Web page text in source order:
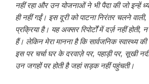
नहीं रहा और उन योजनाओं ने भी पैदा की जो इन्हें ध्
ही नहीं गईं। इस दूरी को पाटना निरंतर चलने वाली,
प्रक्रिया है। यह अक्सर रिपोर्टों में दर्ज़ नहीं होती, न
हैं। लेकिन मेरा मानना है कि सार्वजनिक स्वास्थ्य
इस पर चर्चा घर के दरवाज़े पर, पहाड़ी पर, सूखी
उन जगहों पर होती है जहां सड़क नहीं पहुंचती।